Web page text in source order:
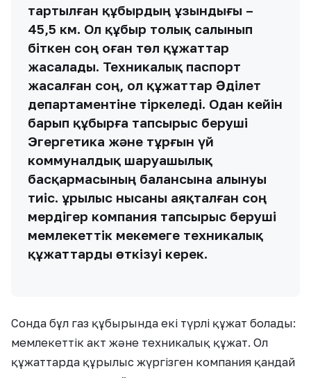
тартылған құбырдың ұзындығы –
45,5 км. Ол құбыр толық салынып
біткен соң оған төл құжаттар
жасалады. Техникалық паспорт
жасалған соң, ол құжаттар Әділет
департаментіне тіркеледі. Одан кейін
барып құбырға тапсырыс беруші
Эгергетика және тұрғын үй
коммуналдық шаруашылық
басқармасының балансына алынуы
тиіс. Құрылыс нысаны аяқталған соң
мердігер компания тапсырыс беруші
мемлекеттік мекемеге техникалық
құжаттарды өткізуі керек.
Сонда бұл газ құбырында екі түрлі құжат болады:
мемлекеттік акт және техникалық құжат. Ол
құжаттарда құрылыс жүргізген компания қандай